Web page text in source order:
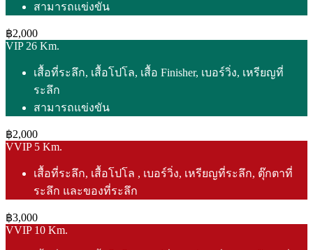
สามารถแข่งขัน
฿2,000
VIP 26 Km.
เสื้อที่ระลึก, เสื้อโปโล, เสื้อ Finisher, เบอร์วิ่ง, เหรียญที่
ระลึก
สามารถแข่งขัน
฿2,000
VVIP 5 Km.
เสื้อที่ระลึก, เสื้อโปโล , เบอร์วิ่ง, เหรียญที่ระลึก, ตุ๊กตาที่
ระลึก และของที่ระลึก
฿3,000
VVIP 10 Km.